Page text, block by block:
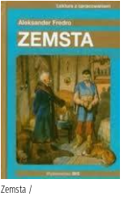
Zemsta /